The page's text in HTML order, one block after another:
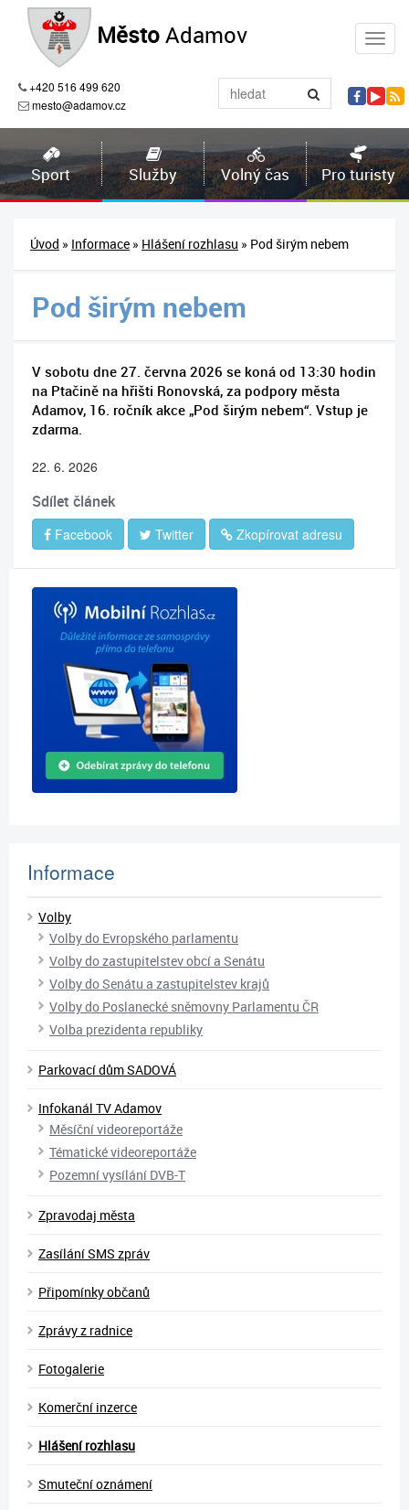
MěstoAdamov
+420 516 499 620
mesto@adamov.cz
Sport Služby Volný čas Pro turisty
Úvod » Informace » Hlášení rozhlasu » Pod širým nebem
Pod širým nebem
V sobotu dne 27. června 2026 se koná od 13:30 hodin
na Ptačině na hřišti Ronovská, za podpory města
Adamov, 16. ročník akce „Pod širým nebem“. Vstup je
zdarma.
22. 6. 2026
Sdílet článek
Facebook Twitter Zkopírovat adresu
Informace
Volby
Volby do Evropského parlamentu
Volby do zastupitelstev obcí a Senátu
Volby do Senátu a zastupitelstev krajů
Volby do Poslanecké sněmovny Parlamentu ČR
Volba prezidenta republiky
Parkovací dům SADOVÁ
Infokanál TV Adamov
Měsíční videoreportáže
Tématické videoreportáže
Pozemní vysílání DVB-T
Zpravodaj města
Zasílání SMS zpráv
Připomínky občanů
Zprávy z radnice
Fotogalerie
Komerční inzerce
Hlášení rozhlasu
Smuteční oznámení